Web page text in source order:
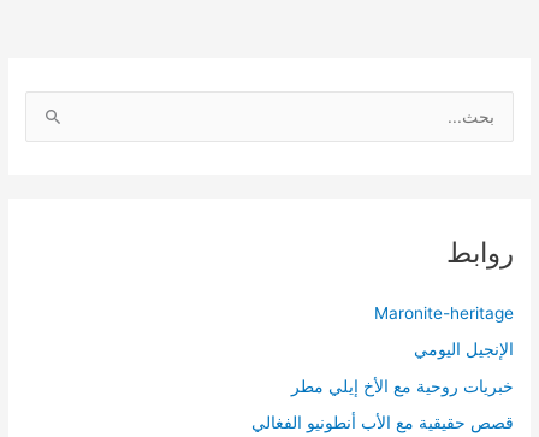
ل
ع
روابط
Maronite-heritage
الإنجيل اليومي
خبريات روحية مع الأخ إيلي مطر
قصص حقيقية مع الأب أنطونيو الفغالي